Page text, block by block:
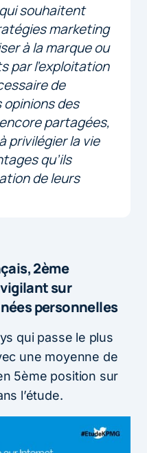
souhaitent
marketing
à la marque ou
par l’exploitation
de
opinions des
partagées,
privilégier la vie
qu’ils
de leurs
2ème
sur
personnelles
qui passe le plus
une moyenne de
5ème position sur
l’étude.